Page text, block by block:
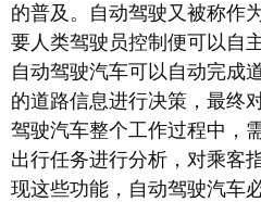
的普及。自动驾驶又被称作
要人类驾驶员控制便可以自
自动驾驶汽车可以自动完成
的道路信息进行决策，最终
驾驶汽车整个工作过程中，
出行任务进行分析，对乘客
现这些功能，自动驾驶汽车